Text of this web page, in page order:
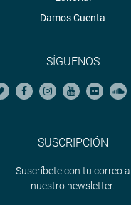
Damos Cuenta
SÍGUENOS
SUSCRIPCIÓN
Suscríbete con tu correo a
nuestro newsletter.